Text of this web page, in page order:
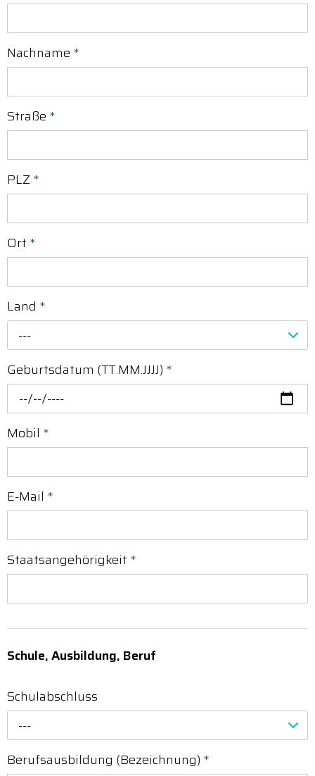
Nachname *
Straße *
PLZ*
Ort*
Land *
---
Geburtsdatum (TT.MM.JJJJ) *
Mobil *
E-Mail *
Staatsangehörigkeit*
Schule, Ausbildung, Beruf
Schulabschluss
---
Berufsausbildung (Bezeichnung) *